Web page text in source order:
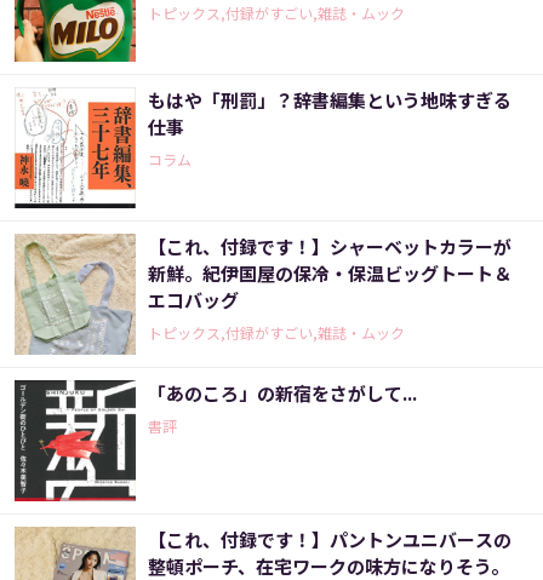
トピックス,付録がすごい,雑誌・ムック
もはや「刑罰」？辞書編集という地味すぎる
仕事
コラム
【これ、付録です！】シャーベットカラーが
新鮮。紀伊国屋の保冷・保温ビッグトート＆
エコバッグ
トピックス,付録がすごい,雑誌・ムック
「あのころ」の新宿をさがして...
書評
【これ、付録です！】パントンユニバースの
整頓ポーチ、在宅ワークの味方になりそう。